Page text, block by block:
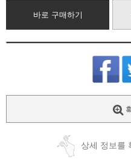
바로 구매하기
상세 정보를